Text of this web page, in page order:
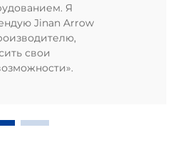
Я
Jinan Arrow
свои